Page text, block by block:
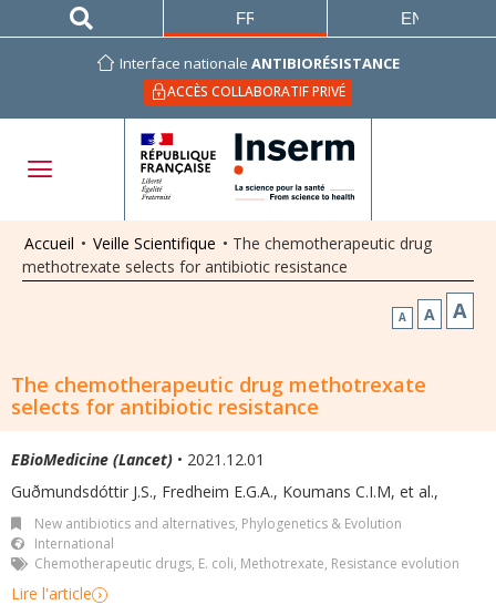
Interface nationale ANTIBIORÉSISTANCE
ACCÈS COLLABORATIF PRIVÉ
FRANÇAIS ENGLISH
Accueil • Veille Scientifique • The chemotherapeutic drug
methotrexate selects for antibiotic resistance
A A A
The chemotherapeutic drug methotrexate
selects for antibiotic resistance
EBioMedicine (Lancet) • 2021.12.01
Guðmundsdóttir J.S., Fredheim E.G.A., Koumans C.I.M, et al.,
New antibiotics and alternatives, Phylogenetics & Evolution
International
Chemotherapeutic drugs, E. coli, Methotrexate, Resistance evolution
Lire l'article